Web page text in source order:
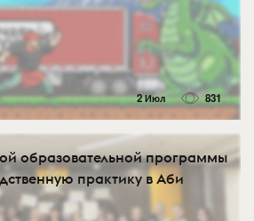
2 Июл 831
образовательной программы
практику в Аби